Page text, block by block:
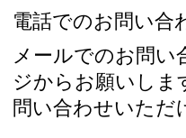
電話でのお問い
メールでのお問い
ジからお願いしま
問い合わせいた